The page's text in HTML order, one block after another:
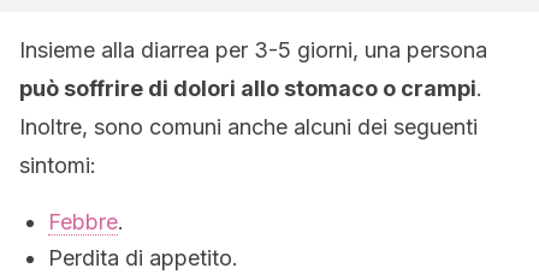
Insieme alla diarrea per 3-5 giorni, una persona
può soffrire di dolori allo stomaco o crampi.
Inoltre, sono comuni anche alcuni dei seguenti
sintomi:
Febbre.
Perdita di appetito.